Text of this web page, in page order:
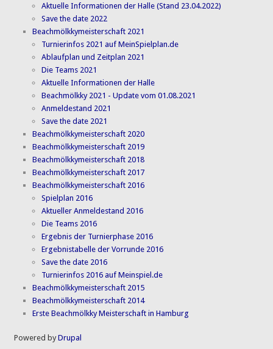
Aktuelle Informationen der Halle (Stand 23.04.2022)
Save the date 2022
Beachmölkkymeisterschaft 2021
Turnierinfos 2021 auf MeinSpielplan.de
Ablaufplan und Zeitplan 2021
Die Teams 2021
Aktuelle Informationen der Halle
Beachmölkky 2021 - Update vom 01.08.2021
Anmeldestand 2021
Save the date 2021
Beachmölkkymeisterschaft 2020
Beachmölkkymeisterschaft 2019
Beachmölkkymeisterschaft 2018
Beachmölkkymeisterschaft 2017
Beachmölkkymeisterschaft 2016
Spielplan 2016
Aktueller Anmeldestand 2016
Die Teams 2016
Ergebnis der Turnierphase 2016
Ergebnistabelle der Vorrunde 2016
Save the date 2016
Turnierinfos 2016 auf Meinspiel.de
Beachmölkkymeisterschaft 2015
Beachmölkkymeisterschaft 2014
Erste Beachmölkky Meisterschaft in Hamburg
Powered byDrupal